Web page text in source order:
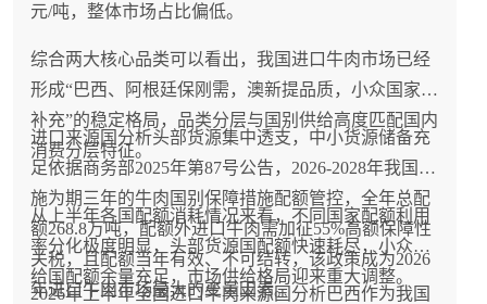
元/吨，整体市场占比偏低。
综合两大核心品类可以看出，我国进口牛肉市场已经
形成“巴西、阿根廷保刚需，澳新提品质，小众国家做
补充”的稳定格局，品类分层与国别供给高度匹配国内
消费分层特征。
进口来源国分析头部货源集中透支，中小货源储备充
足依据商务部2025年第87号公告，2026-2028年我国实
施为期三年的牛肉国别保障措施配额管控，全年总配
额268.8万吨，配额外进口牛肉需加征55%高额保障性
关税，且配额当年有效、不可结转，该政策成为2026
年进口牛肉市场最大的变量因素。
从上半年各国配额消耗情况来看，不同国家配额利用
率分化极度明显，头部货源国配额快速耗尽，小众供
给国配额余量充足，市场供给格局迎来重大调整。
2026年上半年全国进口牛肉来源国分析巴西作为我国